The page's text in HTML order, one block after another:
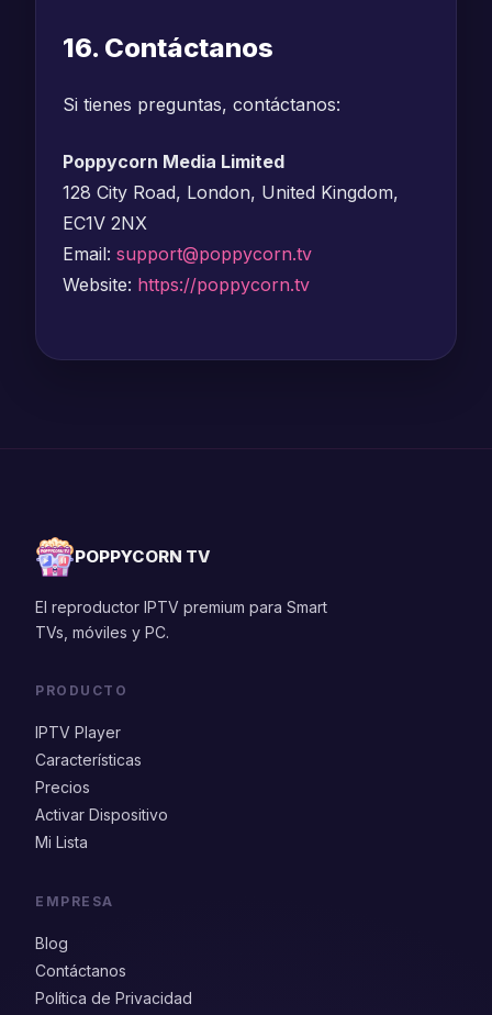
16. Contáctanos
Si tienes preguntas, contáctanos:
Poppycorn Media Limited
128 City Road, London, United Kingdom,
EC1V 2NX
Email: support@poppycorn.tv
Website: https://poppycorn.tv
POPPYCORN TV
El reproductor IPTV premium para Smart
TVs, móviles y PC.
PRODUCTO
IPTV Player
Características
Precios
Activar Dispositivo
Mi Lista
EMPRESA
Blog
Contáctanos
Política de Privacidad